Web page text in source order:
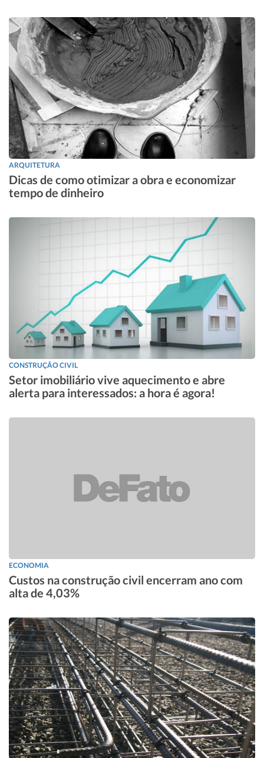
ARQUITETURA
Dicas de como otimizar a obra e economizar
tempo de dinheiro
CONSTRUÇÃO CIVIL
Setor imobiliário vive aquecimento e abre
alerta para interessados: a hora é agora!
ECONOMIA
Custos na construção civil encerram ano com
alta de 4,03%